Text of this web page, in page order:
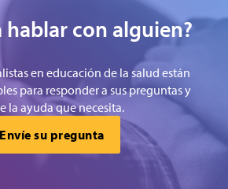
hablar con alguien?
en educación de la salud están
para responder a sus preguntas y
la ayuda que necesita.
Envíe su pregunta